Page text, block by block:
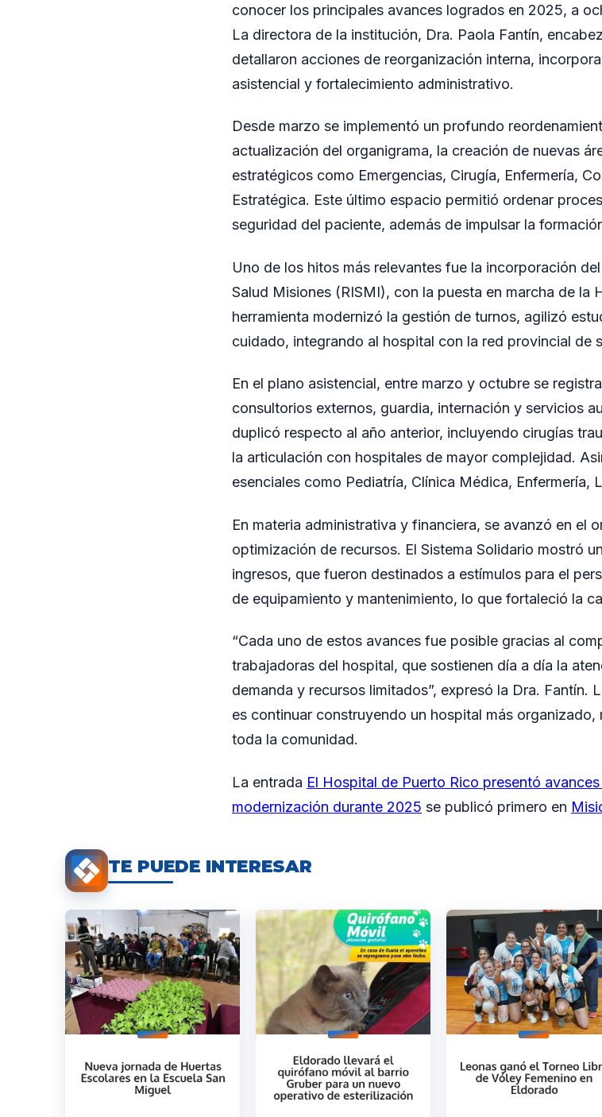
conocer los principales avances logrados en 2025, a
La directora de la institución, Dra. Paola Fantín,
detallaron acciones de reorganización interna,
asistencial y fortalecimiento administrativo.
Desde marzo se implementó un profundo
actualización del organigrama, la creación de nuevas
estratégicos como Emergencias, Cirugía, Enfermería,
Estratégica. Este último espacio permitió ordenar
seguridad del paciente, además de impulsar la
Uno de los hitos más relevantes fue la incorporación
Salud Misiones (RISMI), con la puesta en marcha de la
herramienta modernizó la gestión de turnos, agilizó
cuidado, integrando al hospital con la red provincial de
En el plano asistencial, entre marzo y octubre se
consultorios externos, guardia, internación y servicios
duplicó respecto al año anterior, incluyendo cirugías
la articulación con hospitales de mayor complejidad.
esenciales como Pediatría, Clínica Médica, Enfermería,
En materia administrativa y financiera, se avanzó en el
optimización de recursos. El Sistema Solidario mostró
ingresos, que fueron destinados a estímulos para el
de equipamiento y mantenimiento, lo que fortaleció la
“Cada uno de estos avances fue posible gracias al
trabajadoras del hospital, que sostienen día a día la
demanda y recursos limitados”, expresó la Dra. Fantín.
es continuar construyendo un hospital más
toda la comunidad.
La entrada El Hospital de Puerto Rico presentó
modernización durante 2025 se publicó primero en
TE PUEDE INTERESAR